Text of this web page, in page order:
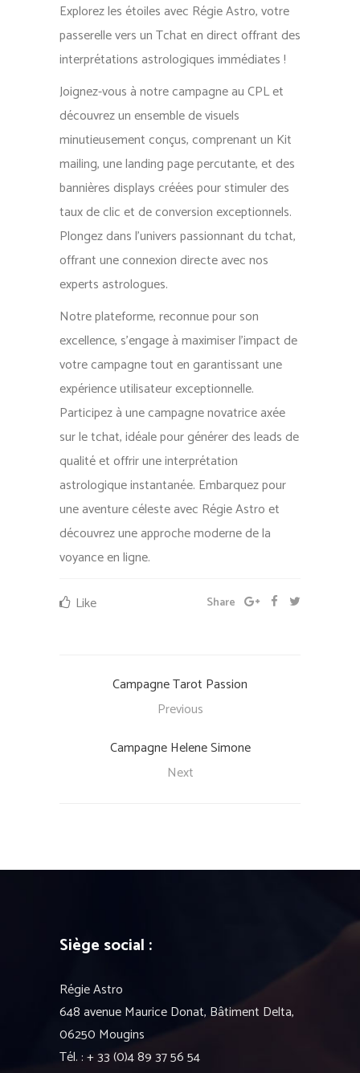
Explorez les étoiles avec Régie Astro, votre
passerelle vers un Tchat en direct offrant des
interprétations astrologiques immédiates !
Joignez-vous à notre campagne au CPL et
découvrez un ensemble de visuels
minutieusement conçus, comprenant un Kit
mailing, une landing page percutante, et des
bannières displays créées pour stimuler des
taux de clic et de conversion exceptionnels.
Plongez dans l’univers passionnant du tchat,
offrant une connexion directe avec nos
experts astrologues.
Notre plateforme, reconnue pour son
excellence, s’engage à maximiser l’impact de
votre campagne tout en garantissant une
expérience utilisateur exceptionnelle.
Participez à une campagne novatrice axée
sur le tchat, idéale pour générer des leads de
qualité et offrir une interprétation
astrologique instantanée. Embarquez pour
une aventure céleste avec Régie Astro et
découvrez une approche moderne de la
voyance en ligne.
Share
Like
Campagne Tarot Passion
Previous
Campagne Helene Simone
Next
Siège social :
Régie Astro
648 avenue Maurice Donat, Bâtiment Delta,
06250 Mougins
Tél. : + 33 (0)4 89 37 56 54